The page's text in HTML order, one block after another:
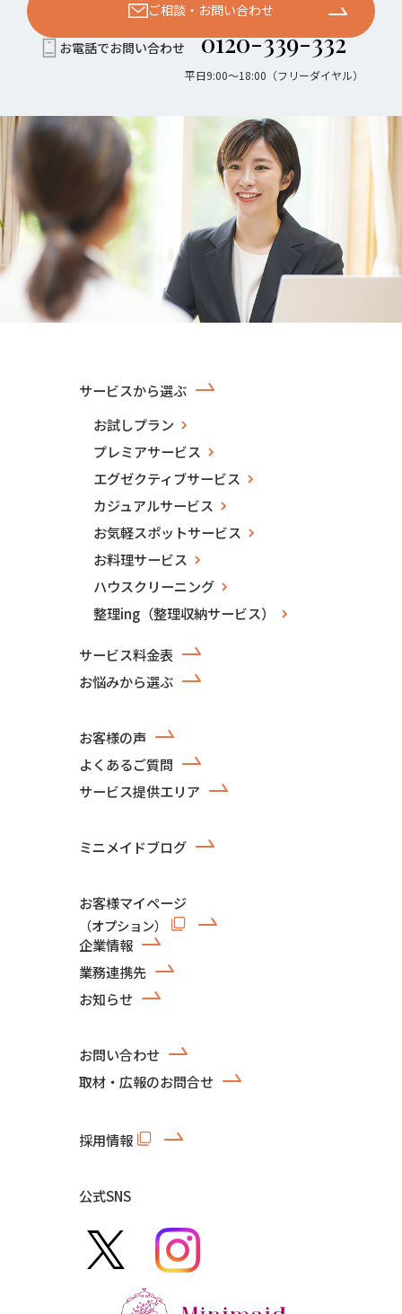
ご相談・お問い合わせ
お電話でお問い合わせ 0120-339-332
平日9:00〜18:00（フリーダイヤル）
サービスから選ぶ
お試しプラン
プレミアサービス
エグゼクティブサービス
カジュアルサービス
お気軽スポットサービス
お料理サービス
ハウスクリーニング
整理ing（整理収納サービス）
サービス料金表
お悩みから選ぶ
お客様の声
よくあるご質問
サービス提供エリア
ミニメイドブログ
お客様マイページ
（オプション）
企業情報
業務連携先
お知らせ
お問い合わせ
取材・広報のお問合せ
採用情報
公式SNS